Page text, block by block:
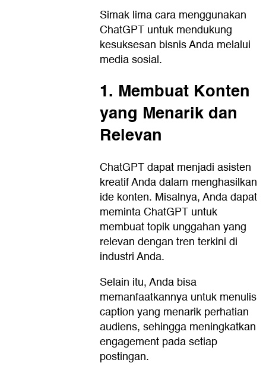
Simak lima cara menggunakan
ChatGPT untuk mendukung
kesuksesan bisnis Anda melalui
media sosial.
1. Membuat Konten
yang Menarik dan
Relevan
ChatGPT dapat menjadi asisten
kreatif Anda dalam menghasilkan
ide konten. Misalnya, Anda dapat
meminta ChatGPT untuk
membuat topik unggahan yang
relevan dengan tren terkini di
industri Anda.
Selain itu, Anda bisa
memanfaatkannya untuk menulis
caption yang menarik perhatian
audiens, sehingga meningkatkan
engagement pada setiap
postingan.